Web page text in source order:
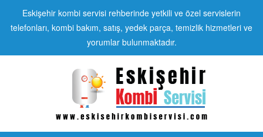
Eskişehir kombi servisi rehberinde yetkili ve özel servislerin
telefonları, kombi bakım, satış, yedek parça, temizlik hizmetleri ve
yorumlar bulunmaktadır.